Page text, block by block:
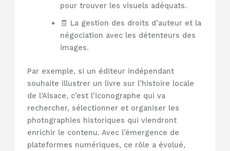
pour trouver les visuels adéquats.
🧾 La gestion des droits d’auteur et la
négociation avec les détenteurs des
images.
Par exemple, si un éditeur indépendant
souhaite illustrer un livre sur l’histoire locale
de l’Alsace, c’est l’iconographe qui va
rechercher, sélectionner et organiser les
photographies historiques qui viendront
enrichir le contenu. Avec l’émergence de
plateformes numériques, ce rôle a évolué,